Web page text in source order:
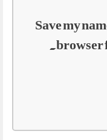
Save my
browser